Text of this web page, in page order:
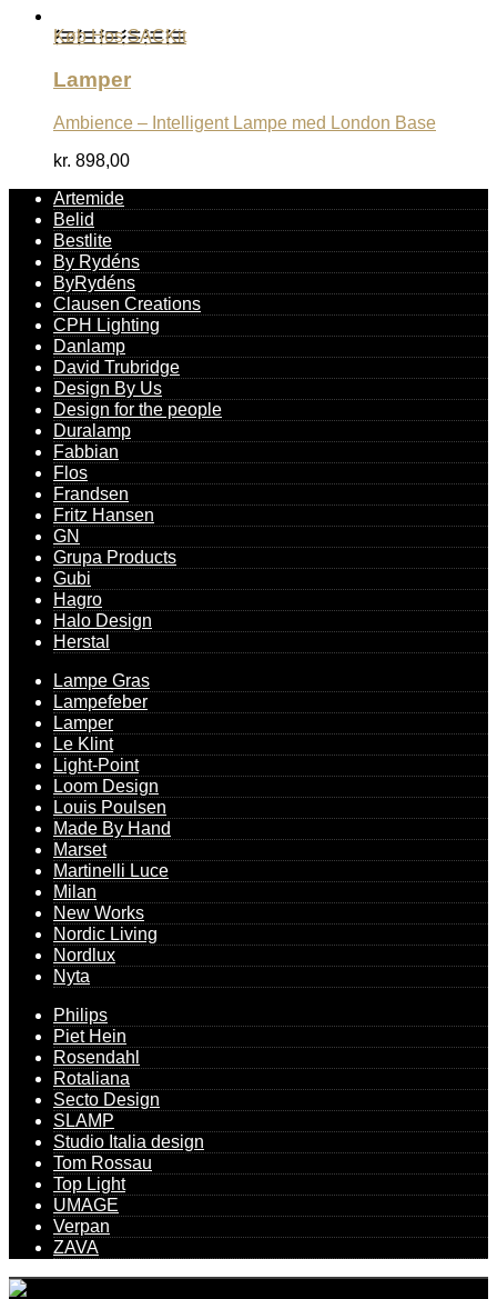
Køb Hos SACKit
Lamper
Ambience – Intelligent Lampe med London Base
kr. 898,00
Artemide
Belid
Bestlite
By Rydéns
ByRydéns
Clausen Creations
CPH Lighting
Danlamp
David Trubridge
Design By Us
Design for the people
Duralamp
Fabbian
Flos
Frandsen
Fritz Hansen
GN
Grupa Products
Gubi
Hagro
Halo Design
Herstal
Lampe Gras
Lampefeber
Lamper
Le Klint
Light-Point
Loom Design
Louis Poulsen
Made By Hand
Marset
Martinelli Luce
Milan
New Works
Nordic Living
Nordlux
Nyta
Philips
Piet Hein
Rosendahl
Rotaliana
Secto Design
SLAMP
Studio Italia design
Tom Rossau
Top Light
UMAGE
Verpan
ZAVA